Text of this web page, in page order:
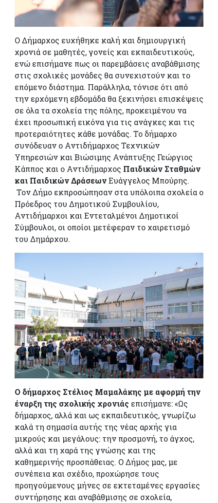
Ο Δήμαρχος ευχήθηκε καλή και δημιουργική
χρονιά σε μαθητές, γονείς και εκπαιδευτικούς,
ενώ επισήμανε πως οι παρεμβάσεις αναβάθμισης
στις σχολικές μονάδες θα συνεχιστούν και το
επόμενο διάστημα. Παράλληλα, τόνισε ότι από
την ερχόμενη εβδομάδα θα ξεκινήσει επισκέψεις
σε όλα τα σχολεία της πόλης, προκειμένου να
έχει προσωπική εικόνα για τις ανάγκες και τις
προτεραιότητες κάθε μονάδας. Το δήμαρχο
συνόδευαν ο Αντιδήμαρχος Τεχνικών
Υπηρεσιών και Βιώσιμης Ανάπτυξης Γεώργιος
Κάππος και ο Αντιδήμαρχος Παιδικών Σταθμών
και Παιδικών ΔράσεωνΕυάγγελος Μπούρης.
Τον Δήμο εκπροσώπησαν στα υπόλοιπα σχολεία ο
Πρόεδρος του Δημοτικού Συμβουλίου,
Αντιδήμαρχοι και Εντεταλμένοι Δημοτικοί
Σύμβουλοι, οι οποίοι μετέφεραν το χαιρετισμό
του Δημάρχου.
Ο δήμαρχος Στέλιος Μαμαλάκης με αφορμή την
έναρξη της σχολικής χρονιάς επισήμανε: «Ως
δήμαρχος, αλλά και ως εκπαιδευτικός, γνωρίζω
καλά τη σημασία αυτής της νέας αρχής για
μικρούς και μεγάλους: την προσμονή, το άγχος,
αλλά και τη χαρά της γνώσης και της
καθημερινής προσπάθειας. Ο Δήμος μας, με
συνέπεια και σχέδιο, προχώρησε τους
προηγούμενους μήνες σε εκτεταμένες εργασίες
συντήρησης και αναβάθμισης σε σχολεία,